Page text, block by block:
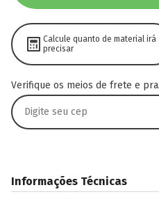
Calcule quanto de material irá
precisar
Verifique os meios de frete e
Informações Técnicas